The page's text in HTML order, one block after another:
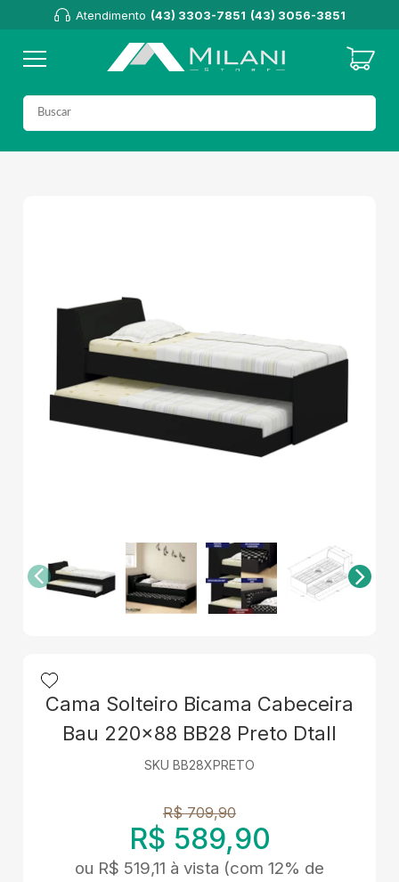
Atendimento (43) 3303-7851 (43) 3056-3851
Cama Solteiro Bicama Cabeceira
Bau 220x88 BB28 Preto Dtall
SKU BB28XPRETO
R$ 709,90
R$ 589,90
ou R$ 519,11 à vista (com 12% de